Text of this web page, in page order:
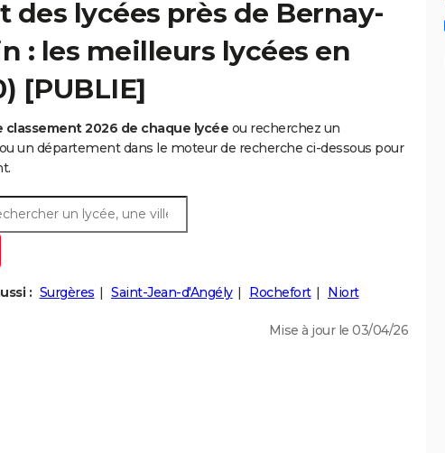
des lycées près de Bernay-
: les meilleurs lycées en
[PUBLIE]
classement 2026 de chaque lycée ou recherchez un
un département dans le moteur de recherche ci-dessous pour
: Surgères Saint-Jean-d'Angély Rochefort Niort
Mise à jour le 03/04/26